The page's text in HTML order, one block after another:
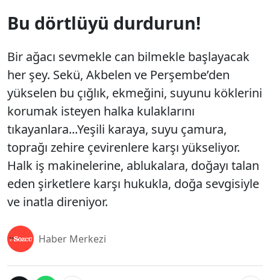
Bu dörtlüyü durdurun!
Bir ağacı sevmekle can bilmekle başlayacak
her şey. Sekü, Akbelen ve Perşembe’den
yükselen bu çığlık, ekmeğini, suyunu köklerini
korumak isteyen halka kulaklarını
tıkayanlara...Yeşili karaya, suyu çamura,
toprağı zehire çevirenlere karşı yükseliyor.
Halk iş makinelerine, ablukalara, doğayı talan
eden şirketlere karşı hukukla, doğa sevgisiyle
ve inatla direniyor.
Haber Merkezi